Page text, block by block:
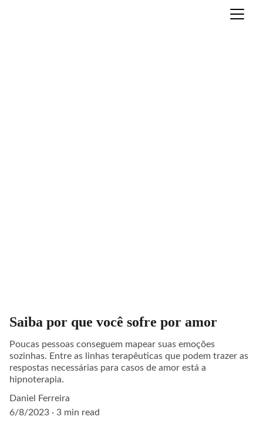
Saiba por que você sofre por amor
Poucas pessoas conseguem mapear suas emoções
sozinhas. Entre as linhas terapêuticas que podem trazer as
respostas necessárias para casos de amor está a
hipnoterapia.
Daniel Ferreira
6/8/2023
3 min read